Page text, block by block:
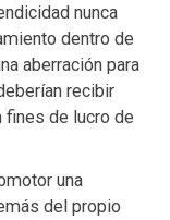
nunca
dentro de
aberración para
recibir
de lucro de
una
del propio